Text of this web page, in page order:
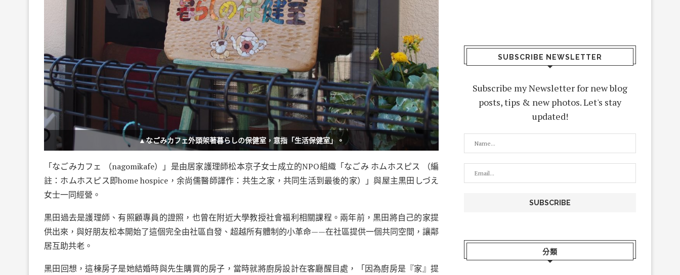
▲なごみカフェ外頭架著暮らしの保健室，意指「生活保健室」。
「なごみカフェ （nagomikafe）」是由居家護理師松本京子女士成立的NPO組織「なごみ ホムホスピス （編
註：ホムホスピス即home hospice，余尚儒醫師譯作：共生之家，共同生活到最後的家）」與屋主黒田しづえ
女士一同經營。
黒田過去是護理師、有照顧專員的證照，也曾在附近大學教授社會福利相關課程。兩年前，黒田將自己的家提
供出來，與好朋友松本開始了這個完全由社區自發、超越所有體制的小革命——在社區提供一個共同空間，讓鄰
居互助共老。
黑田回想，這棟房子是她結婚時與先生購買的房子，當時就將廚房設計在客廳醒目處，「因為廚房是『家』提
SUBSCRIBE NEWSLETTER
Subscribe my Newsletter for new blog
posts, tips & new photos. Let's stay
updated!
分類